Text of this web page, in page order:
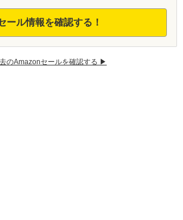
ール情報を確認する！
のAmazonセールを確認する ▶︎